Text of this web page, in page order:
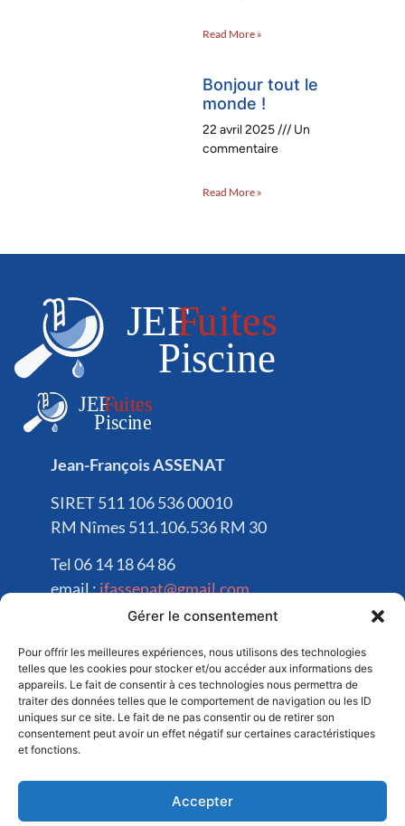
Gérer le consentement
Pour offrir les meilleures expériences, nous utilisons des technologies
telles que les cookies pour stocker et/ou accéder aux informations des
appareils. Le fait de consentir à ces technologies nous permettra de
traiter des données telles que le comportement de navigation ou les ID
uniques sur ce site. Le fait de ne pas consentir ou de retirer son
consentement peut avoir un effet négatif sur certaines caractéristiques
et fonctions.
Accepter
Read More »
Bonjour tout le
monde !
22 avril 2025
Un
commentaire
Read More »
Jean-François ASSENAT
SIRET 511 106 536 00010
RM Nîmes 511.106.536 RM 30
Tel 06 14 18 64 86
email :jfassenat@gmail.com
Déposez un avis !
CÉVENNES | BAGNOLS-SUR-CÈZE | REMOULINS | ARLES |